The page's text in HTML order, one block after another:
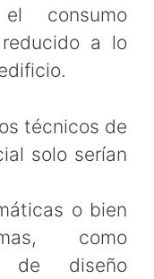
consumo
a lo
técnicos de
solo serían
o bien
como
de diseño